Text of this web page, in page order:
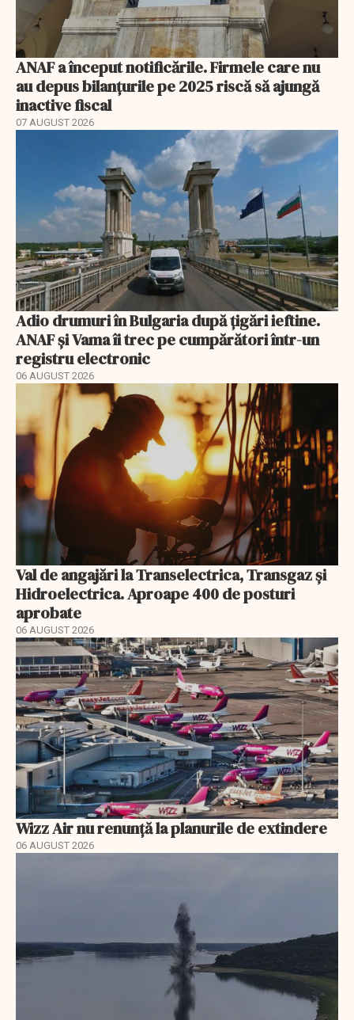
ANAF a început notificările. Firmele care nu
au depus bilanțurile pe 2025 riscă să ajungă
inactive fiscal
07 AUGUST 2026
Adio drumuri în Bulgaria după țigări ieftine.
ANAF și Vama îi trec pe cumpărători într-un
registru electronic
06 AUGUST 2026
Val de angajări la Transelectrica, Transgaz și
Hidroelectrica. Aproape 400 de posturi
aprobate
06 AUGUST 2026
Wizz Air nu renunță la planurile de extindere
06 AUGUST 2026